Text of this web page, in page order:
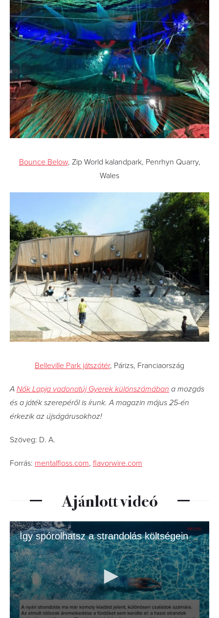
Bounce Below, Zip World kalandpark, Penrhyn Quarry,
Wales
Belleville Park játszótér, Párizs, Franciaország
A Nők Lapja vadonatúj Gyerek különszámában a mozgás
és a játék szerepéről is írunk. A magazin május 25-én
érkezik az újságárusokhoz!
Szöveg: D. A.
Forrás: mentalfloss.com, flavorwire.com
Ajánlott videó
Így spórolhatsz a strandolás költségein